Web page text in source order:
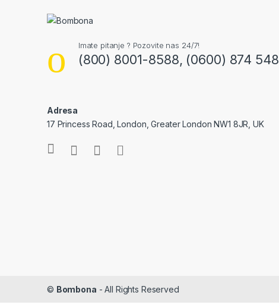
Imate pitanje ? Pozovite nas 24/7!
(800) 8001-8588, (0600) 874 548
Adresa
17 Princess Road, London, Greater London NW1 8JR, UK
© Bombona - All Rights Reserved